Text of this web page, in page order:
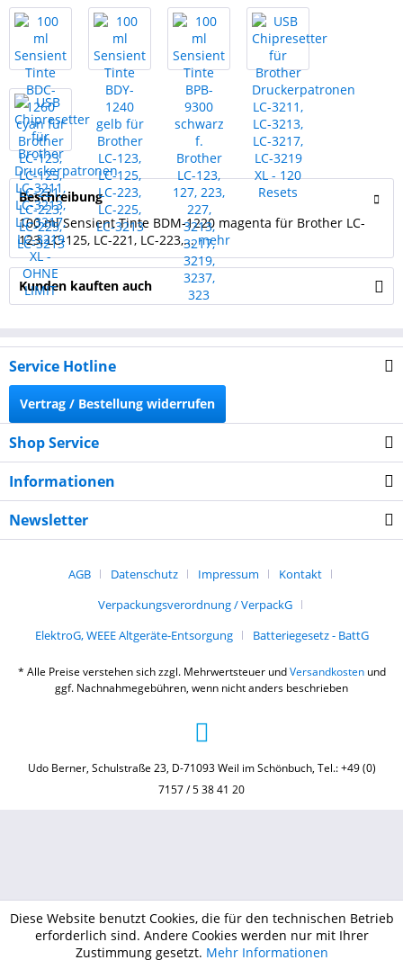
Beschreibung
100 ml Sensient Tinte BDM-1220 magenta für Brother LC-
123, LC-125, LC-221, LC-223,...mehr
Kunden kauften auch
Service Hotline
Vertrag / Bestellung widerrufen
Shop Service
Informationen
Newsletter
AGB Datenschutz Impressum
Kontakt
Verpackungsverordnung / VerpackG
ElektroG, WEEE Altgeräte-Entsorgung
Batteriegesetz - BattG
* Alle Preise verstehen sich zzgl. Mehrwertsteuer undVersandkostenund
ggf. Nachnahmegebühren, wenn nicht anders beschrieben
Udo Berner, Schulstraße 23, D-71093 Weil im Schönbuch, Tel.: +49 (0)
7157 / 5 38 41 20
Diese Website benutzt Cookies, die für den technischen Betrieb
erforderlich sind. Andere Cookies werden nur mit Ihrer
Zustimmung gesetzt. Mehr Informationen